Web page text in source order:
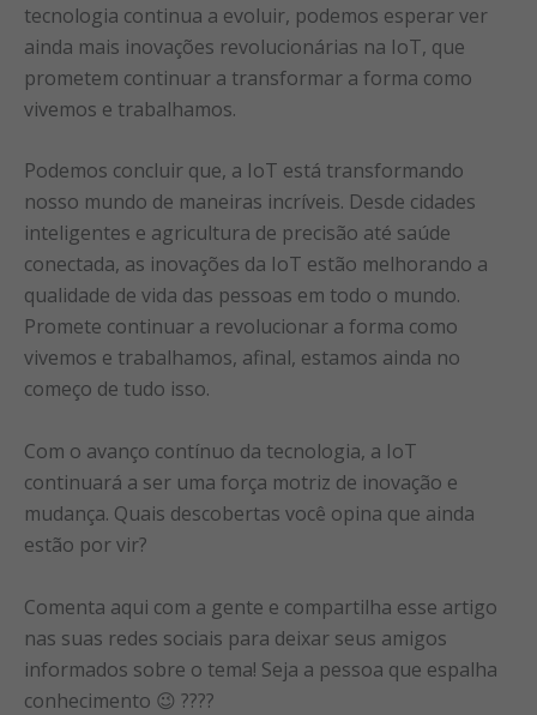
tecnologia continua a evoluir, podemos esperar ver
ainda mais inovações revolucionárias na IoT, que
prometem continuar a transformar a forma como
vivemos e trabalhamos.
Podemos concluir que, a IoT está transformando
nosso mundo de maneiras incríveis. Desde cidades
inteligentes e agricultura de precisão até saúde
conectada, as inovações da IoT estão melhorando a
qualidade de vida das pessoas em todo o mundo.
Promete continuar a revolucionar a forma como
vivemos e trabalhamos, afinal, estamos ainda no
começo de tudo isso.
Com o avanço contínuo da tecnologia, a IoT
continuará a ser uma força motriz de inovação e
mudança. Quais descobertas você opina que ainda
estão por vir?
Comenta aqui com a gente e compartilha esse artigo
nas suas redes sociais para deixar seus amigos
informados sobre o tema! Seja a pessoa que espalha
conhecimento 😉 ????